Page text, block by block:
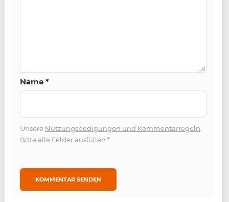
Name *
Unsere Nutzungsbedigungen und Kommentarregeln
Bitte alle Felder ausfüllen *